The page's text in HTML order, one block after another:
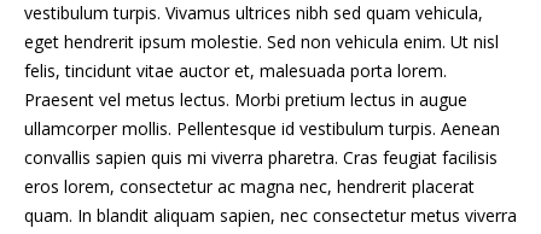
vestibulum turpis. Vivamus ultrices nibh sed quam vehicula,
eget hendrerit ipsum molestie. Sed non vehicula enim. Ut nisl
felis, tincidunt vitae auctor et, malesuada porta lorem.
Praesent vel metus lectus. Morbi pretium lectus in augue
ullamcorper mollis. Pellentesque id vestibulum turpis. Aenean
convallis sapien quis mi viverra pharetra. Cras feugiat facilisis
eros lorem, consectetur ac magna nec, hendrerit placerat
quam. In blandit aliquam sapien, nec consectetur metus viverra